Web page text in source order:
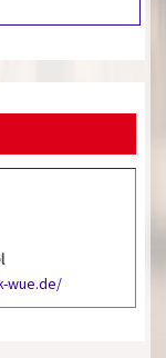
wue.de/